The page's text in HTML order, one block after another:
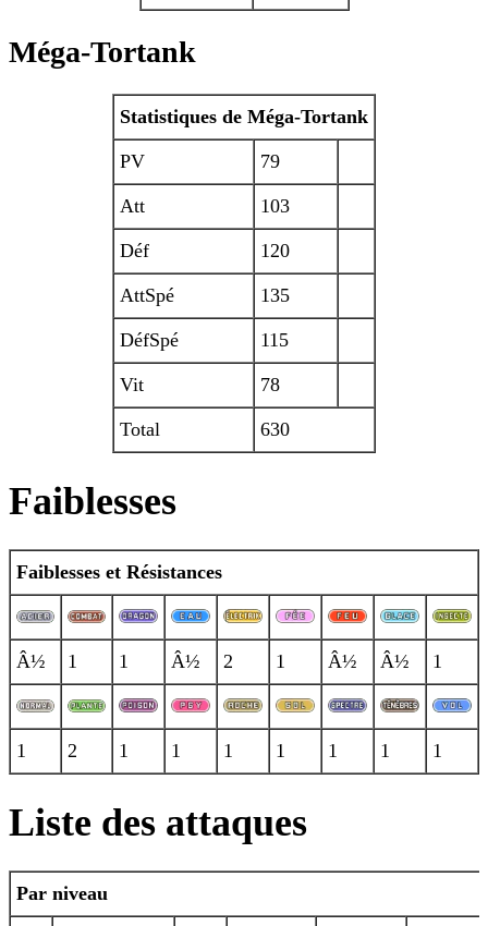
Méga-Tortank
Statistiques de Méga-Tortank
PV 79
Att 103
Déf 120
AttSpé 135
DéfSpé 115
Vit 78
Total 630
Faiblesses
Faiblesses et Résistances
Â½ 1 1 Â½ 2 1 Â½ Â½ 1
1 2 1 1 1 1 1 1 1
Liste des attaques
Par niveau